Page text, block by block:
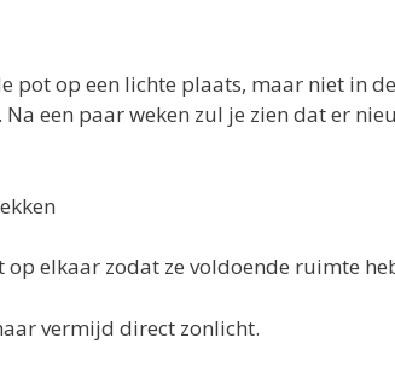
pot op een lichte plaats, maar niet in
een paar weken zul je zien dat er
op elkaar zodat ze voldoende ruimte
vermijd direct zonlicht.